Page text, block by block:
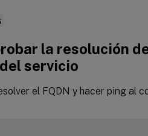
la resolución
servicio
el FQDN y hacer ping al